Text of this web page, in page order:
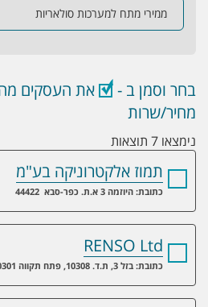
ממירי מתח למערכות סולאריות
בחר וסמן ב -
את העסקים
מחיר/שרות
נימצאו 7 תוצאות
תמוז אלקטרוניקה בע"מ
כתובת: היוזמה 3 א.ת. כפר-סבא 44422
RENSO Ltd
כתובת: בזל 3, ת.ד. 10308, פתח תקווה 4900301